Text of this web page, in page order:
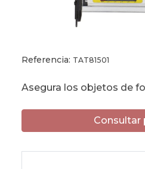
Referencia: TAT81501
Asegura los objetos de
Consultar